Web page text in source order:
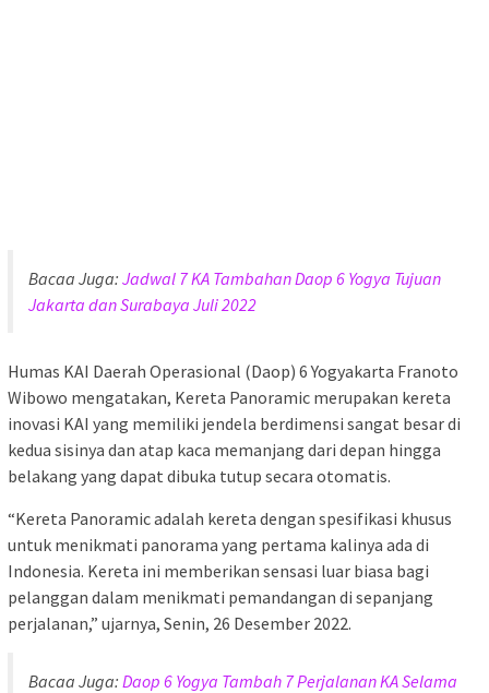
Bacaa Juga: Jadwal 7 KA Tambahan Daop 6 Yogya Tujuan
Jakarta dan Surabaya Juli 2022
Humas KAI Daerah Operasional (Daop) 6 Yogyakarta Franoto
Wibowo mengatakan, Kereta Panoramic merupakan kereta
inovasi KAI yang memiliki jendela berdimensi sangat besar di
kedua sisinya dan atap kaca memanjang dari depan hingga
belakang yang dapat dibuka tutup secara otomatis.
“Kereta Panoramic adalah kereta dengan spesifikasi khusus
untuk menikmati panorama yang pertama kalinya ada di
Indonesia. Kereta ini memberikan sensasi luar biasa bagi
pelanggan dalam menikmati pemandangan di sepanjang
perjalanan,” ujarnya, Senin, 26 Desember 2022.
Bacaa Juga: Daop 6 Yogya Tambah 7 Perjalanan KA Selama